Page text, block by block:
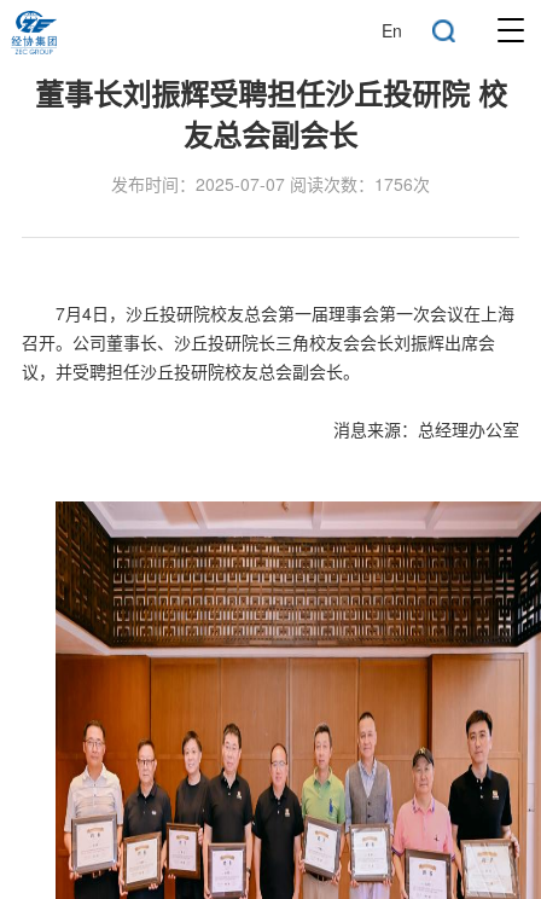
En
董事长刘振辉受聘担任沙丘投研院 校
友总会副会长
发布时间：2025-07-07 阅读次数：1756次
7月4日，沙丘投研院校友总会第一届理事会第一次会议在上海
召开。公司董事长、沙丘投研院长三角校友会会长刘振辉出席会
议，并受聘担任沙丘投研院校友总会副会长。
消息来源：总经理办公室